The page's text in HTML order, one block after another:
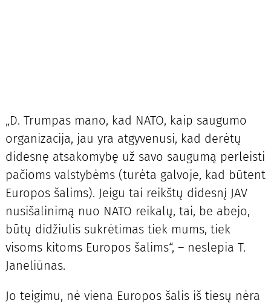
„D. Trumpas mano, kad NATO, kaip saugumo
organizacija, jau yra atgyvenusi, kad derėtų
didesnę atsakomybę už savo saugumą perleisti
pačioms valstybėms (turėta galvoje, kad būtent
Europos šalims). Jeigu tai reikštų didesnį JAV
nusišalinimą nuo NATO reikalų, tai, be abejo,
būtų didžiulis sukrėtimas tiek mums, tiek
visoms kitoms Europos šalims“, – neslepia T.
Janeliūnas.
Jo teigimu, nė viena Europos šalis iš tiesų nėra